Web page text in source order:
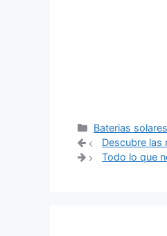
Categorías
Baterias solares
Navegación
de
Descubre
Todo lo que